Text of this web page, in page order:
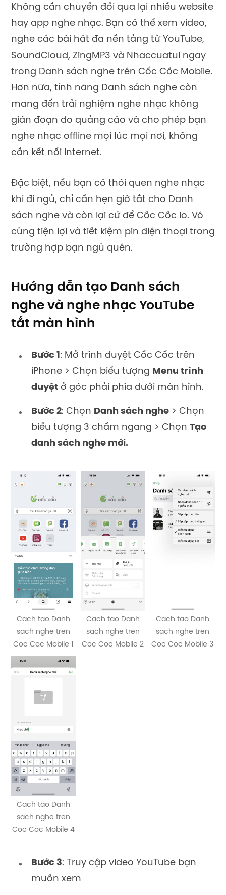
Không cần chuyển đổi qua lại nhiều website
hay app nghe nhạc. Bạn có thể xem video,
nghe các bài hát đa nền tảng từ YouTube,
SoundCloud, ZingMP3 và Nhaccuatui ngay
trong Danh sách nghe trên Cốc Cốc Mobile.
Hơn nữa, tính năng Danh sách nghe còn
mang đến trải nghiệm nghe nhạc không
gián đoạn do quảng cáo và cho phép bạn
nghe nhạc offline mọi lúc mọi nơi, không
cần kết nối Internet.
Đặc biệt, nếu bạn có thói quen nghe nhạc
khi đi ngủ, chỉ cần hẹn giờ tắt cho Danh
sách nghe và còn lại cứ để Cốc Cốc lo. Vô
cùng tiện lợi và tiết kiệm pin điện thoại trong
trường hợp bạn ngủ quên.
Hướng dẫn tạo Danh sách
nghe và nghe nhạc YouTube
tắt màn hình
Bước 1: Mở trình duyệt Cốc Cốc trên
iPhone > Chọn biểu tượng Menu trình
duyệt ở góc phải phía dưới màn hình.
Bước 2: Chọn Danh sách nghe > Chọn
biểu tượng 3 chấm ngang > Chọn Tạo
danh sách nghe mới.
Cach tao Danh
sach nghe tren
Coc Coc Mobile 1
Cach tao Danh
sach nghe tren
Coc Coc Mobile 2
Cach tao Danh
sach nghe tren
Coc Coc Mobile 3
Cach tao Danh
sach nghe tren
Coc Coc Mobile 4
Bước 3: Truy cập video YouTube bạn
muốn xem